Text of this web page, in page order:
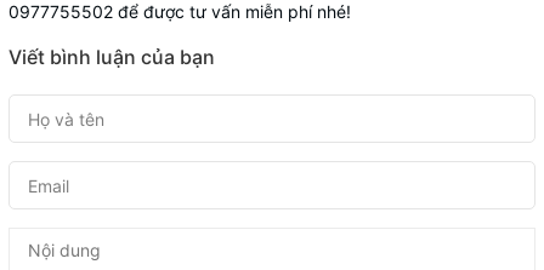
0977755502 để được tư vấn miễn phí nhé!
Viết bình luận của bạn